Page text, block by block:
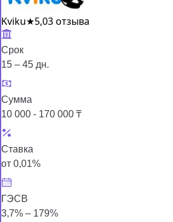
Kviku★5,03 отзыва
Срок
15 – 45 дн.
Сумма
10 000 - 170 000 ₸
Ставка
от 0,01%
ГЭСВ
3,7% – 179%